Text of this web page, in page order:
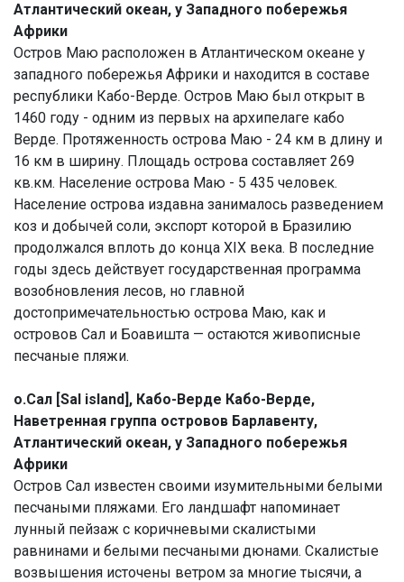
Атлантический океан, у Западного побережья
Африки
Остров Маю расположен в Атлантическом океане у
западного побережья Африки и находится в составе
республики Кабо-Верде. Остров Маю был открыт в
1460 году - одним из первых на архипелаге кабо
Верде. Протяженность острова Маю - 24 км в длину и
16 км в ширину. Площадь острова составляет 269
кв.км. Население острова Маю - 5 435 человек.
Население острова издавна занималось разведением
коз и добычей соли, экспорт которой в Бразилию
продолжался вплоть до конца XIX века. В последние
годы здесь действует государственная программа
возобновления лесов, но главной
достопримечательностью острова Маю, как и
островов Сал и Боавишта — остаются живописные
песчаные пляжи.
о.Сал [Sal island], Кабо-Верде Кабо-Верде,
Наветренная группа островов Барлавенту,
Атлантический океан, у Западного побережья
Африки
Остров Сал известен своими изумительными белыми
песчаными пляжами. Его ландшафт напоминает
лунный пейзаж с коричневыми скалистыми
равнинами и белыми песчаными дюнами. Скалистые
возвышения источены ветром за многие тысячи, а